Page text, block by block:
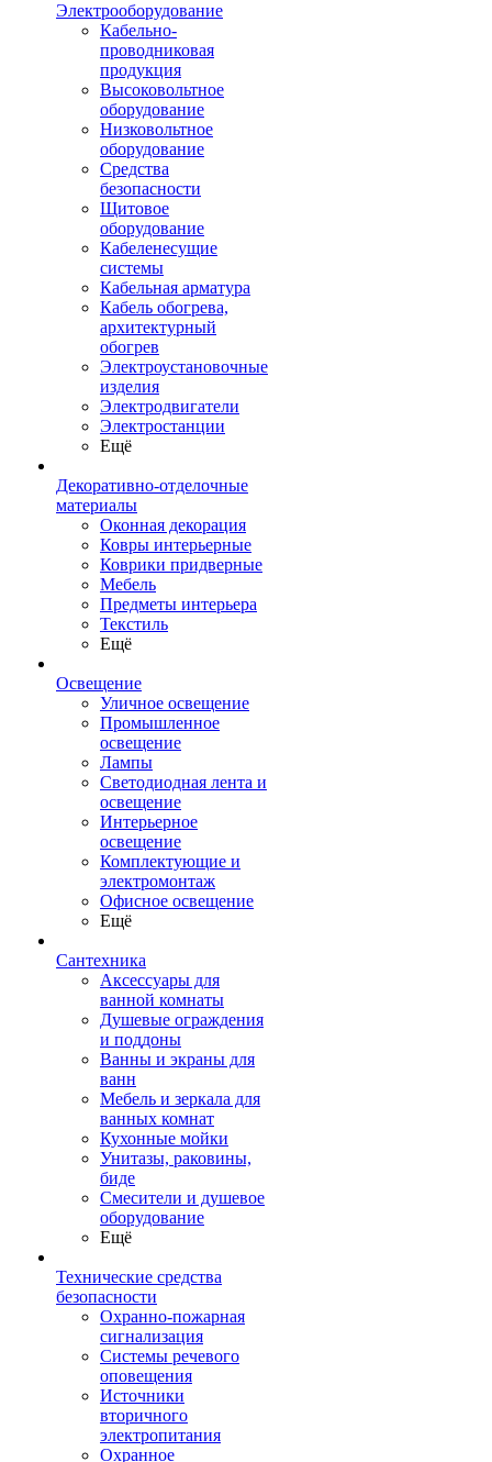
Электрооборудование
Кабельно-
проводниковая
продукция
Высоковольтное
оборудование
Низковольтное
оборудование
Средства
безопасности
Щитовое
оборудование
Кабеленесущие
системы
Кабельная арматура
Кабель обогрева,
архитектурный
обогрев
Электроустановочные
изделия
Электродвигатели
Электростанции
Ещё
Декоративно-отделочные
материалы
Оконная декорация
Ковры интерьерные
Коврики придверные
Мебель
Предметы интерьера
Текстиль
Ещё
Освещение
Уличное освещение
Промышленное
освещение
Лампы
Светодиодная лента и
освещение
Интерьерное
освещение
Комплектующие и
электромонтаж
Офисное освещение
Ещё
Сантехника
Аксессуары для
ванной комнаты
Душевые ограждения
и поддоны
Ванны и экраны для
ванн
Мебель и зеркала для
ванных комнат
Кухонные мойки
Унитазы, раковины,
биде
Смесители и душевое
оборудование
Ещё
Технические средства
безопасности
Охранно-пожарная
сигнализация
Системы речевого
оповещения
Источники
вторичного
электропитания
Охранное